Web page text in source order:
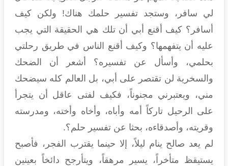
لي سافر، وستجد تفسير حلمك هناك! ولكن كيف
أسافر؟ كيف أقنع أبي أن تلك هي الحقيقة التي يجب
عليه أن يتفهمها؟ وكيف أقنع الناس في طريق رحلتي
بحلمي، وأسأل عن تفسيره؟ أشعر أن الضحك
والسخرية لن تقتصر على أبي، بل العالم كله سيضحك
مني، ويعتبرني مجنوناً، فكيف لفتى عاقل أن يتجرأ
على الرحيل تاركاً أمه وأباه، وأخاه وأخته، ومدرسته
وقريته، وأصدقاءه، بحثا عن تفسير حلم؟.
لم يعد صالح ينام ليلاً، إلا حينما يقترب الفجر، فأصبح
يستيقظ متأخراً، يسير مرهقاً، ويتأرجح دائخاً بعينين